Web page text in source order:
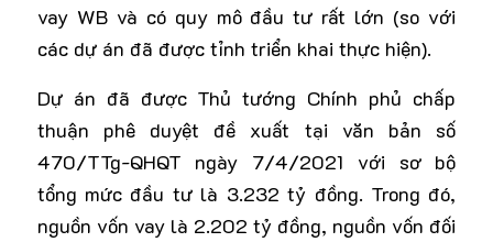
vay WB và có quy mô đầu tư rất lớn (so với
các dự án đã được tỉnh triển khai thực hiện).
Dự án đã được Thủ tướng Chính phủ chấp
thuận phê duyệt đề xuất tại văn bản số
470/TTg-QHQT ngày 7/4/2021 với sơ bộ
tổng mức đầu tư là 3.232 tỷ đồng. Trong đó,
nguồn vốn vay là 2.202 tỷ đồng, nguồn vốn đối